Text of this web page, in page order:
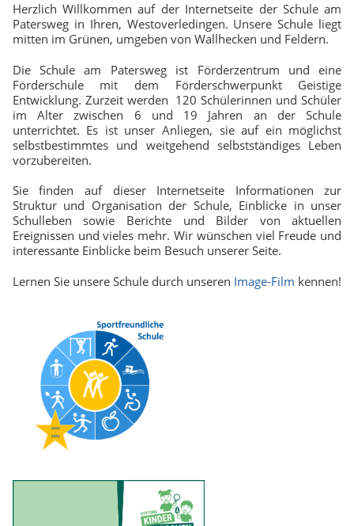
Herzlich Willkommen auf der Internetseite der Schule am
Patersweg in Ihren, Westoverledingen. Unsere Schule liegt
mitten im Grünen, umgeben von Wallhecken und Feldern.
Die Schule am Patersweg ist Förderzentrum und eine
Förderschule mit dem Förderschwerpunkt Geistige
Entwicklung. Zurzeit werden 120 Schülerinnen und Schüler
im Alter zwischen 6 und 19 Jahren an der Schule
unterrichtet. Es ist unser Anliegen, sie auf ein möglichst
selbstbestimmtes und weitgehend selbstständiges Leben
vorzubereiten.
Sie finden auf dieser Internetseite Informationen zur
Struktur und Organisation der Schule, Einblicke in unser
Schulleben sowie Berichte und Bilder von aktuellen
Ereignissen und vieles mehr. Wir wünschen viel Freude und
interessante Einblicke beim Besuch unserer Seite.
Lernen Sie unsere Schule durch unseren Image-Film kennen!